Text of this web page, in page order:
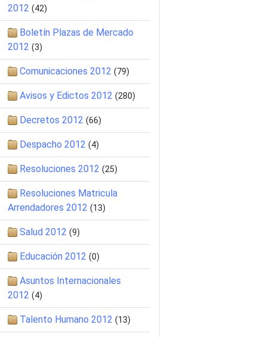
2012 (42)
Boletín Plazas de Mercado
2012 (3)
Comunicaciones 2012 (79)
Avisos y Edictos 2012 (280)
Decretos 2012 (66)
Despacho 2012 (4)
Resoluciones 2012 (25)
Resoluciones Matricula
Arrendadores 2012 (13)
Salud 2012 (9)
Educación 2012 (0)
Asuntos Internacionales
2012 (4)
Talento Humano 2012 (13)